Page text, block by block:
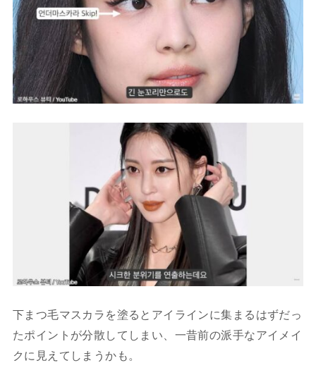
下まつ毛マスカラを塗るとアイラインに集まるはずだっ
たポイントが分散してしまい、一昔前の派手なアイメイ
クに見えてしまうかも。